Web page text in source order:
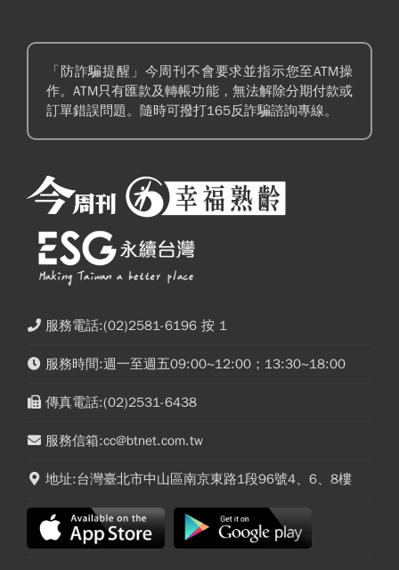
「防詐騙提醒」今周刊不會要求並指示您至ATM操
作。ATM只有匯款及轉帳功能，無法解除分期付款或
訂單錯誤問題。隨時可撥打165反詐騙諮詢專線。
服務電話:(02)2581-6196 按 1
服務時間:週一至週五09:00~12:00；13:30~18:00
傳真電話:(02)2531-6438
服務信箱:cc@btnet.com.tw
地址:台灣臺北市中山區南京東路1段96號4、6、8樓